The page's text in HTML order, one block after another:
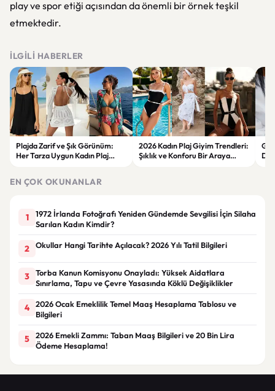
play ve spor etiği açısından da önemli bir örnek teşkil
etmektedir.
İLGILI HABERLER
Plajda Zarif ve Şık Görünüm:
Her Tarza Uygun Kadın Plaj
2026 Kadın Plaj Giyim Trendleri:
Şıklık ve Konforu Bir Araya
EN ÇOK OKUNANLAR
1
1972 İrlanda Fotoğrafı Yeniden Gündemde Sevgilisi İçin Silaha
Sarılan Kadın Kimdir?
2 Okullar Hangi Tarihte Açılacak? 2026 Yılı Tatil Bilgileri
3
Torba Kanun Komisyonu Onayladı: Yüksek Aidatlara
Sınırlama, Tapu ve Çevre Yasasında Köklü Değişiklikler
4
2026 Ocak Emeklilik Temel Maaş Hesaplama Tablosu ve
Bilgileri
5
2026 Emekli Zammı: Taban Maaş Bilgileri ve 20 Bin Lira
Ödeme Hesaplama!